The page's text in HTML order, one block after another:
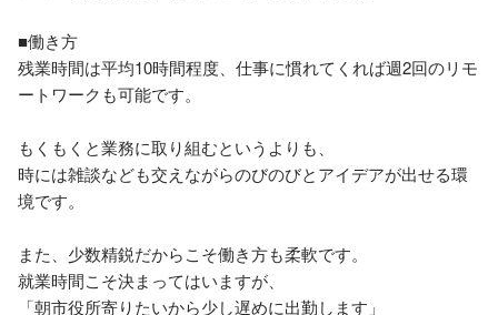
■働き方
残業時間は平均10時間程度、仕事に慣れてくれば週2回のリモ
ートワークも可能です。
もくもくと業務に取り組むというよりも、
時には雑談なども交えながらのびのびとアイデアが出せる環
境です。
また、少数精鋭だからこそ働き方も柔軟です。
就業時間こそ決まってはいますが、
「朝市役所寄りたいから少し遅めに出勤します」